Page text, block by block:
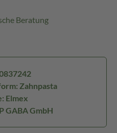
Beratung
Zahnpasta
Elmex
GABA GmbH